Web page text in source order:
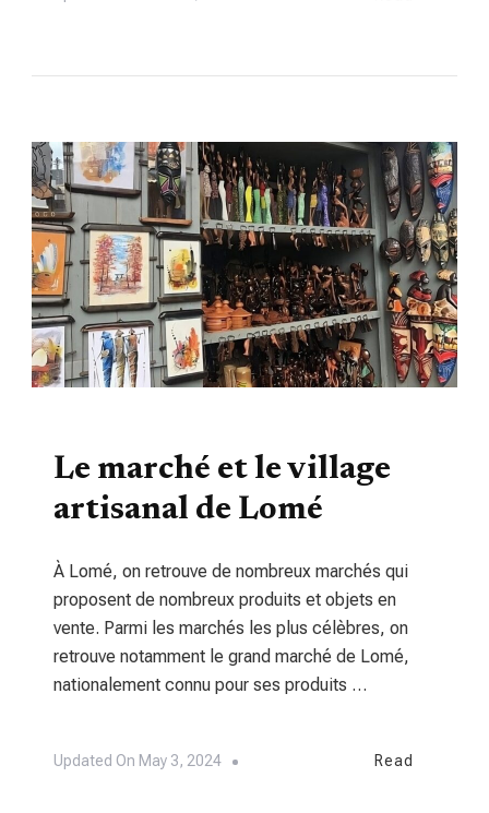
Le marché et le village
artisanal de Lomé
À Lomé, on retrouve de nombreux marchés qui
proposent de nombreux produits et objets en
vente. Parmi les marchés les plus célèbres, on
retrouve notamment le grand marché de Lomé,
nationalement connu pour ses produits …
Updated On May 3, 2024 Read